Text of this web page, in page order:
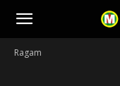
Manuver
Ragam